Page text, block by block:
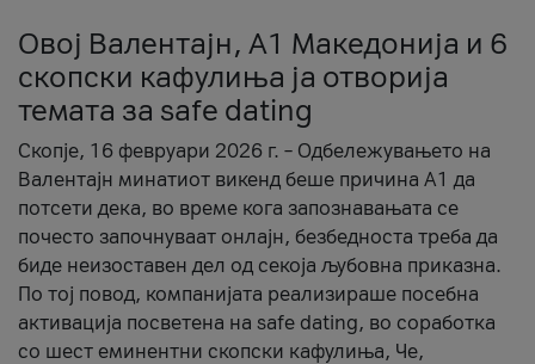
Овој Валентајн, A1 Македонија и 6
скопски кафулиња ја отворија
темата за safe dating
Скопје, 16 февруари 2026 г. – Одбележувањето на
Валентајн минатиот викенд беше причина А1 да
потсети дека, во време кога запознавањата се
почесто започнуваат онлајн, безбедноста треба да
биде неизоставен дел од секоја љубовна приказна.
По тој повод, компанијата реализираше посебна
активација посветена на safe dating, во соработка
со шест еминентни скопски кафулиња, Че,